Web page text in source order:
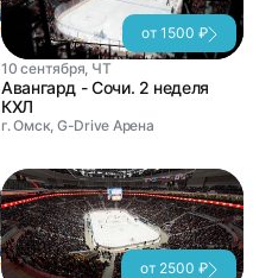
от 1500 ₽
10 сентября, ЧТ
Авангард - Сочи. 2 неделя
КХЛ
г. Омск, G-Drive Арена
от 2500 ₽